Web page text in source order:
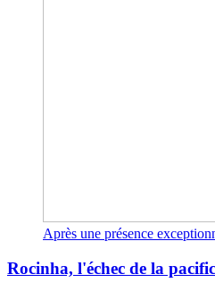
Après une présence
Rocinha, l'échec de la